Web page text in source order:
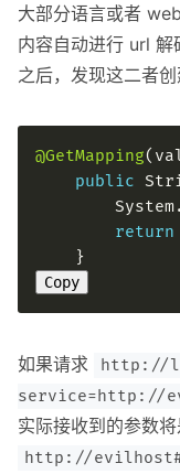
大部分语言或者
内容自动进行 url
之后，发现这二者
@GetMapping
public
        System.
return
Copy
如果请求
http://
service=http://
实际接收到的参数将
http://